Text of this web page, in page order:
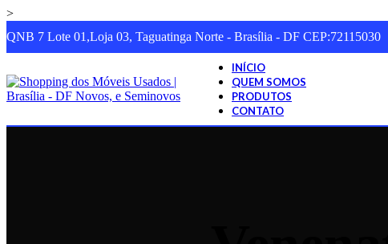
>
QNB 7 Lote 01,Loja 03, Taguatinga Norte - Brasília - DF CEP:72115030
INÍCIO
QUEM SOMOS
PRODUTOS
CONTATO